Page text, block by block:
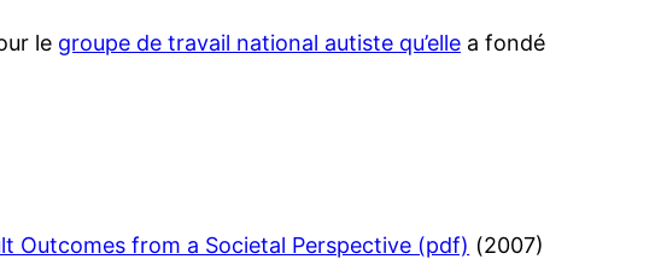
le groupe de travail national autiste qu’elle a fondé
Outcomes from a Societal Perspective (pdf) (2007)